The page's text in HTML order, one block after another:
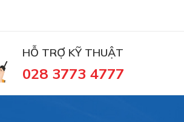
HỖ TRỢ KỸ THUẬT
028 3773 4777